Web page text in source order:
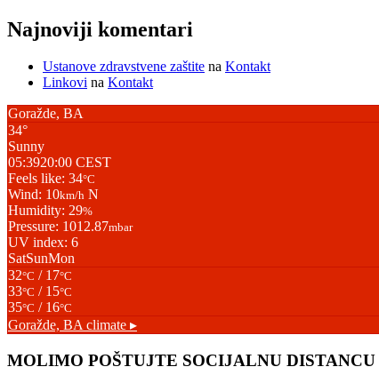
Najnoviji komentari
Ustanove zdravstvene zaštite na Kontakt
Linkovi na Kontakt
Goražde, BA
34°
Sunny
05:3920:00 CEST
Feels like: 34°C
Wind: 10km/h N
Humidity: 29%
Pressure: 1012.87mbar
UV index: 6
SatSunMon
32°C / 17°C
33°C / 15°C
35°C / 16°C
Goražde, BAclimate ▸
MOLIMO POŠTUJTE SOCIJALNU DISTANCU